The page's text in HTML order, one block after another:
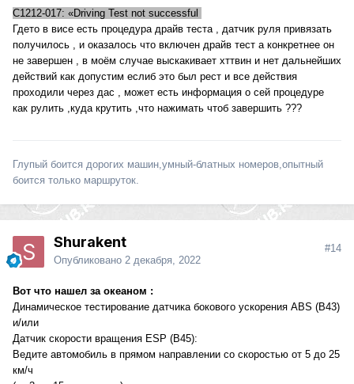
C1212-017: «Driving Test not successful
Гдето в висе есть процедура драйв теста , датчик руля привязать
получилось , и оказалось что включен драйв тест а конкретнее он
не завершен , в моём случае выскакивает хттвин и нет дальнейших
действий как допустим еслиб это был рест и все действия
проходили через дас , может есть информация о сей процедуре
как рулить ,куда крутить ,что нажимать чтоб завершить ???
Глупый боится дорогих машин,умный-блатных номеров,опытный
боится только маршруток.
Shurakent
Опубликовано 2 декабря, 2022
#14
Вот что нашел за океаном :
Динамическое тестирование датчика бокового ускорения ABS (B43)
и/или
Датчик скорости вращения ESP (B45):
Ведите автомобиль в прямом направлении со скоростью от 5 до 25
км/ч